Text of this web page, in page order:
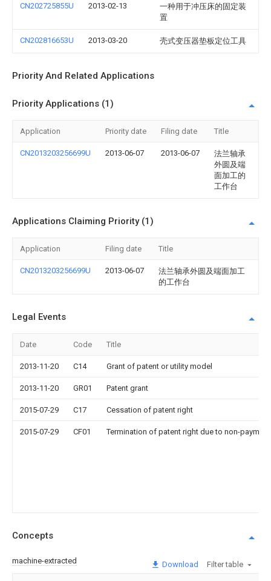
CN202725855U 2013-02-13
一种用于冲压床的固定装
置
CN202816653U 2013-03-20 壳式变压器垫板定位工具
Priority And Related Applications
Priority Applications (1)
Application Priority date Filing date Title
CN2013203256699U 2013-06-07 2013-06-07
法兰轴承
外圆及端
面加工的
工作台
Applications Claiming Priority (1)
Application Filing date Title
CN2013203256699U 2013-06-07
法兰轴承外圆及端面加工
的工作台
Legal Events
Date Code Title
2013-11-20 C14 Grant of patent or utility model
2013-11-20 GR01 Patent grant
2015-07-29 C17 Cessation of patent right
2015-07-29 CF01 Termination of patent right due to non-
Concepts
machine-extracted Download Filter table